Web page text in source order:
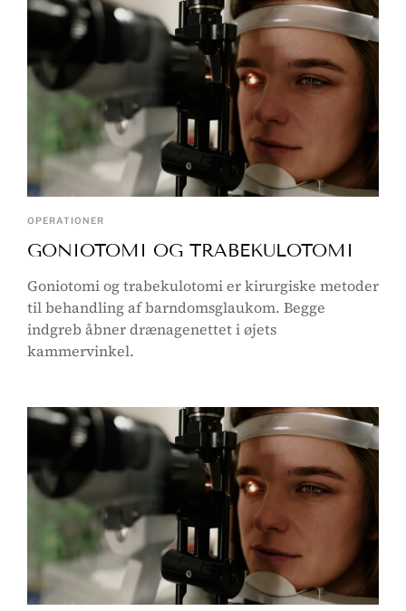
OPERATIONER
GONIOTOMI OG TRABEKULOTOMI
Goniotomi og trabekulotomi er kirurgiske metoder
til behandling af barndomsglaukom. Begge
indgreb åbner drænagenettet i øjets
kammervinkel.